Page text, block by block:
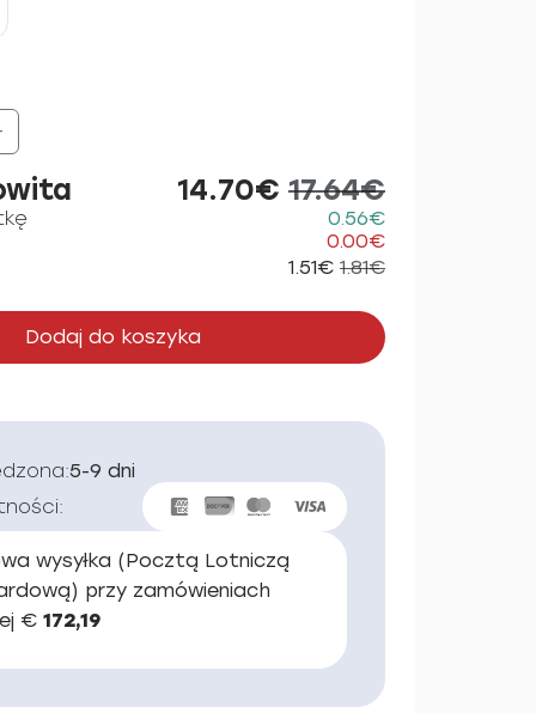
14.70€ 17.64€
0.56€
0.00€
1.51€ 1.81€
Dodaj do koszyka
5-9 dni
wysyłka (Pocztą Lotniczą
przy zamówieniach
€ 172,19